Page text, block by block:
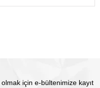
için e-bültenimize kayıt